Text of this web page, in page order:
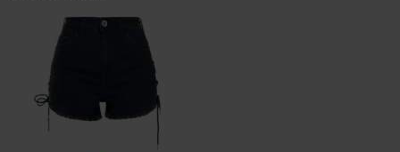
Skicka kommentar